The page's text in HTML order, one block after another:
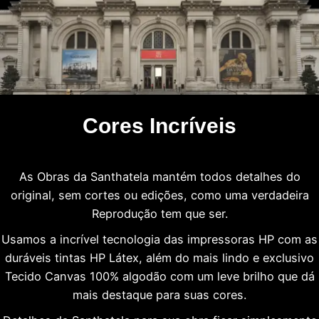
Cores Incríveis
As Obras da Santhatela mantém todos detalhes do
original, sem cortes ou edições, como uma verdadeira
Reprodução tem que ser.
Usamos a incrível tecnologia das impressoras HP com as
duráveis tintas HP Látex, além do mais lindo e exclusivo
Tecido Canvas 100% algodão com um leve brilho que dá
mais destaque para suas cores.